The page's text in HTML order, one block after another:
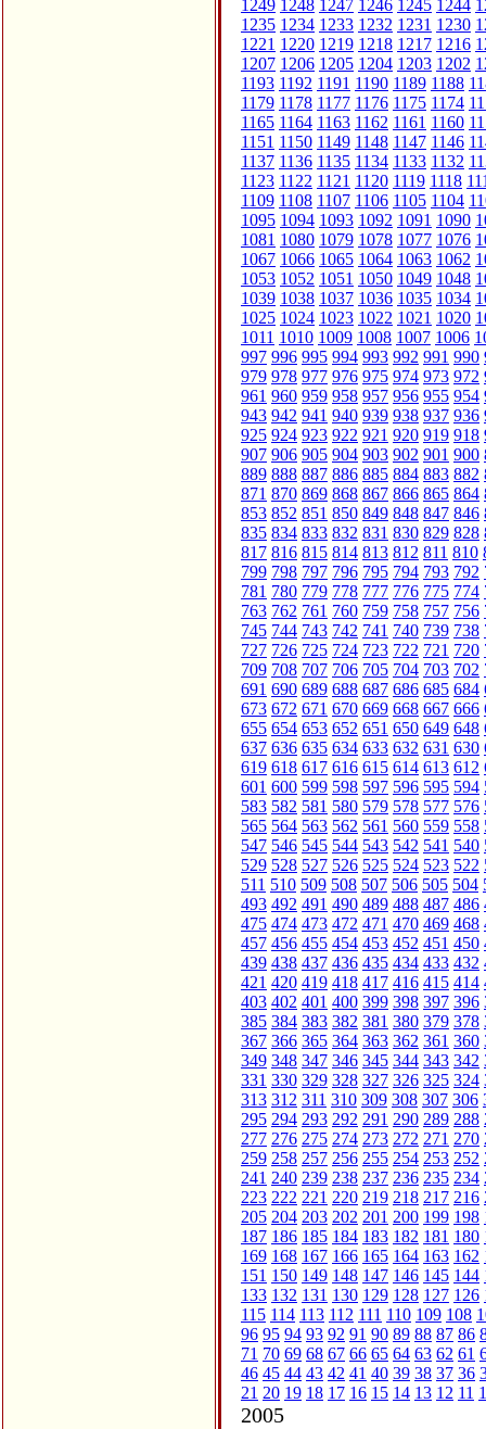
1249 1248 1247 1246 1245 1244
1235 1234 1233 1232 1231 1230
1221 1220 1219 1218 1217 1216
1207 1206 1205 1204 1203 1202
1193 1192 1191 1190 1189 1188
1179 1178 1177 1176 1175 1174
1165 1164 1163 1162 1161 1160
1151 1150 1149 1148 1147 1146
1137 1136 1135 1134 1133 1132
1123 1122 1121 1120 1119 1118
1109 1108 1107 1106 1105 1104
1095 1094 1093 1092 1091 1090
1081 1080 1079 1078 1077 1076
1067 1066 1065 1064 1063 1062
1053 1052 1051 1050 1049 1048
1039 1038 1037 1036 1035 1034
1025 1024 1023 1022 1021 1020
1011 1010 1009 1008 1007 1006
997 996 995 994 993 992 991 990
979 978 977 976 975 974 973 972
961 960 959 958 957 956 955 954
943 942 941 940 939 938 937 936
925 924 923 922 921 920 919 918
907 906 905 904 903 902 901 900
889 888 887 886 885 884 883 882
871 870 869 868 867 866 865 864
853 852 851 850 849 848 847 846
835 834 833 832 831 830 829 828
817 816 815 814 813 812 811 810
799 798 797 796 795 794 793 792
781 780 779 778 777 776 775 774
763 762 761 760 759 758 757 756
745 744 743 742 741 740 739 738
727 726 725 724 723 722 721 720
709 708 707 706 705 704 703 702
691 690 689 688 687 686 685 684
673 672 671 670 669 668 667 666
655 654 653 652 651 650 649 648
637 636 635 634 633 632 631 630
619 618 617 616 615 614 613 612
601 600 599 598 597 596 595 594
583 582 581 580 579 578 577 576
565 564 563 562 561 560 559 558
547 546 545 544 543 542 541 540
529 528 527 526 525 524 523 522
511 510 509 508 507 506 505 504
493 492 491 490 489 488 487 486
475 474 473 472 471 470 469 468
457 456 455 454 453 452 451 450
439 438 437 436 435 434 433 432
421 420 419 418 417 416 415 414
403 402 401 400 399 398 397 396
385 384 383 382 381 380 379 378
367 366 365 364 363 362 361 360
349 348 347 346 345 344 343 342
331 330 329 328 327 326 325 324
313 312 311 310 309 308 307 306
295 294 293 292 291 290 289 288
277 276 275 274 273 272 271 270
259 258 257 256 255 254 253 252
241 240 239 238 237 236 235 234
223 222 221 220 219 218 217 216
205 204 203 202 201 200 199 198
187 186 185 184 183 182 181 180
169 168 167 166 165 164 163 162
151 150 149 148 147 146 145 144
133 132 131 130 129 128 127 126
115 114 113 112 111 110 109 108
96 95 94 93 92 91 90 89 88 87 86
71 70 69 68 67 66 65 64 63 62 61
46 45 44 43 42 41 40 39 38 37 36
21 20 19 18 17 16 15 14 13 12 11
2005